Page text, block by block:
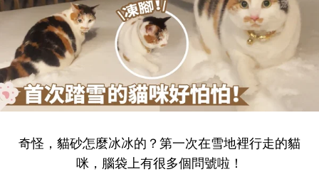
奇怪，貓砂怎麼冰冰的？第一次在雪地裡行走的貓
咪，腦袋上有很多個問號啦！